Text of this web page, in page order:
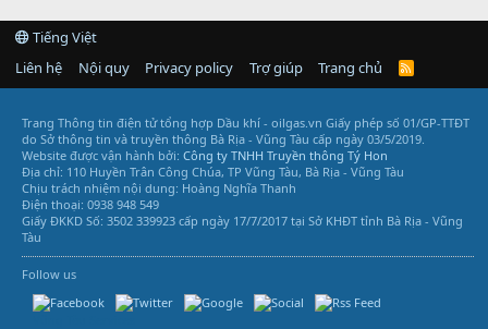
Tiếng Việt
Liên hệ
Nội quy Privacy policy Trợ giúp Trang chủ
R
Trang Thông tin điện tử tổng hợp Dầu khí - oilgas.vn Giấy phép số 01/GP-TTĐT
do Sở thông tin và truyền thông Bà Rịa - Vũng Tàu cấp ngày 03/5/2019.
Website được vận hành bởi: Công ty TNHH Truyền thông Tý Hon
Địa chỉ: 110 Huyền Trân Công Chúa, TP Vũng Tàu, Bà Rịa - Vũng Tàu
Chịu trách nhiệm nội dung: Hoàng Nghĩa Thanh
Điện thoại: 0938 948 549
Giấy ĐKKD Số: 3502 339923 cấp ngày 17/7/2017 tại Sở KHĐT tỉnh Bà Rịa - Vũng
Tàu
Follow us